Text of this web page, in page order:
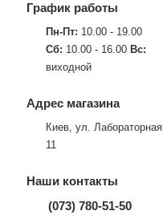
График работы
Пн-Пт: 10.00 - 19.00
Сб: 10.00 - 16.00 Вс:
виходной
Адрес магазина
Киев, ул. Лабораторная,
11
Наши контакты
(073) 780-51-50